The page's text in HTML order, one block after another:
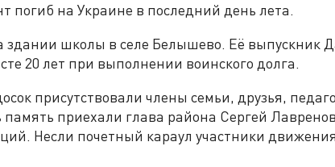
погиб на Украине в последний день лета.
здании школы в селе Белышево. Её выпускник
20 лет при выполнении воинского долга.
присутствовали члены семьи, друзья,
приехали глава района Сергей
Несли почетный караул участники движения